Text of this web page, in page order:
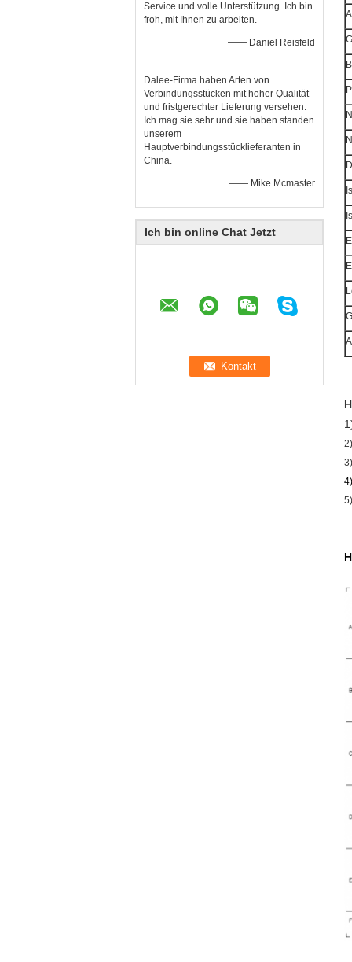
Service und volle Unterstützung. Ich bin
froh, mit Ihnen zu arbeiten.
—— Daniel Reisfeld
Dalee-Firma haben Arten von
Verbindungsstücken mit hoher Qualität
und fristgerechter Lieferung versehen.
Ich mag sie sehr und sie haben standen
unserem
Hauptverbindungsstücklieferanten in
China.
—— Mike Mcmaster
Ich bin online Chat Jetzt
2)
4)